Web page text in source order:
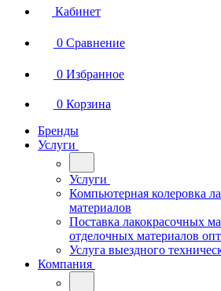
Кабинет
0 Сравнение
0 Избранное
0 Корзина
Бренды
Услуги
Услуги
Компьютерная колеровка
материалов
Поставка лакокрасочных
отделочных материалов
Услуга выездного
Компания